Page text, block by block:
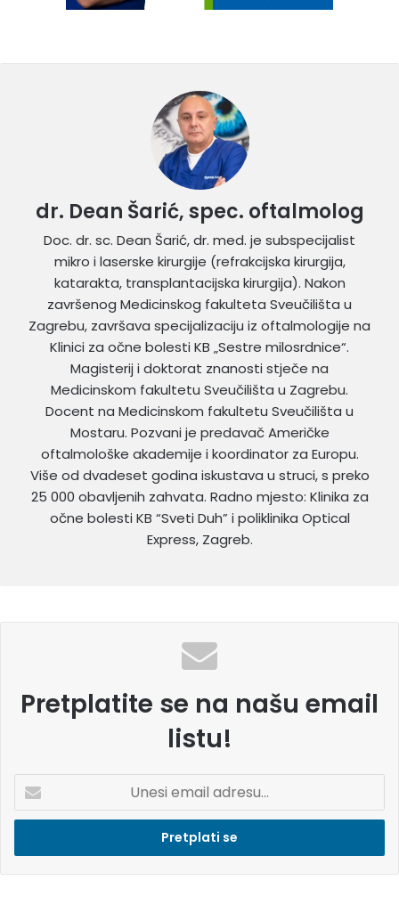
dr. Dean Šarić, spec. oftalmolog
Doc. dr. sc. Dean Šarić, dr. med. je subspecijalist
mikro i laserske kirurgije (refrakcijska kirurgija,
katarakta, transplantacijska kirurgija). Nakon
završenog Medicinskog fakulteta Sveučilišta u
Zagrebu, završava specijalizaciju iz oftalmologije na
Klinici za očne bolesti KB „Sestre milosrdnice“.
Magisterij i doktorat znanosti stječe na
Medicinskom fakultetu Sveučilišta u Zagrebu.
Docent na Medicinskom fakultetu Sveučilišta u
Mostaru. Pozvani je predavač Američke
oftalmološke akademije i koordinator za Europu.
Više od dvadeset godina iskustava u struci, s preko
25 000 obavljenih zahvata. Radno mjesto: Klinika za
očne bolesti KB “Sveti Duh” i poliklinika Optical
Express, Zagreb.
Pretplatite se na našu email
listu!
e
i
e